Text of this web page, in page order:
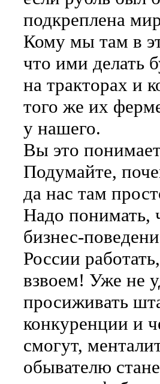
подкреплена
Кому мы там в
что ими делать
на тракторах и
того же их
у нашего.
Вы это
Подумайте,
да нас там
Надо понимать,
бизнес-
России
взвоем! Уже не
просиживать
конкуренции и
смогут,
обывателю